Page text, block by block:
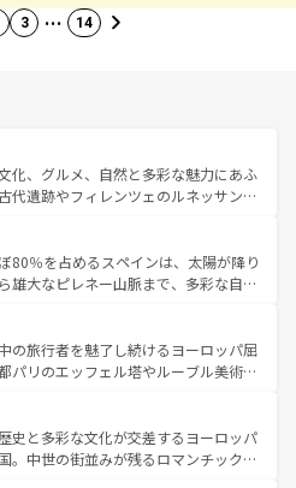
3 … 14
化、グルメ、自然と多彩な魅力にあふ
代遺跡やフィレンツェのルネッサンス
美しい田園風景やアマルフィ海岸の絶
見逃せない。観光の合間には、本場の
絶品のイタリア料理を堪能することも
アで、忘れられない旅をしてみよう！
ア情報はコンテンツ一覧 を参照してほ
80％を占めるスペインは、太陽が降り
雄大なピレネー山脈まで、多彩な自然
では、情熱的なフラメンコ、熱気あふ
味しいタパスが生活の一部となってい
の洗練された雰囲気や、バルセロナの
なビーチリゾートまで多彩な表情を見
風土や気候が異なるスペインはその個
性で訪れる人を魅了する。 なお、新着のスペイン情報はコ
の旅行者を魅了し続けるヨーロッパ屈
パリのエッフェル塔やルーブル美術館
まっている。華麗な宮殿、歴史的な大
、そして豊かな自然が、訪れる者を心
、フランスは美食の国としても知ら
史と多彩な文化が交差するヨーロッパ
。中世の街並みが残るロマンチック街